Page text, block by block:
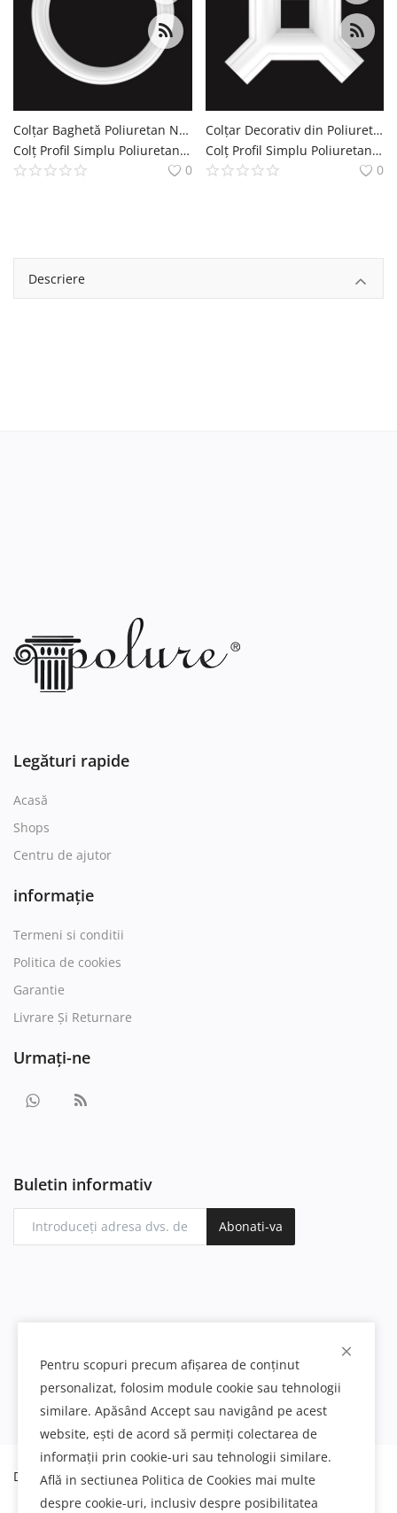
Colțar Baghetă Poliuretan Neted 20x20 cm Decorativ
Colț Profil Simplu Poliuretan Coltar de Brau Simplu Decoratiuni Casa polure
0
Colțar Decorativ din Poliuretan pentru Baghetă Plată 11x11 cm
Colț Profil Simplu Poliuretan Coltar de Brau Simplu Decoratiuni Casa polure
0
Descriere
Legături rapide
Acasă
Shops
Centru de ajutor
informație
Termeni si conditii
Politica de cookies
Garantie
Livrare Și Returnare
Urmați-ne
Buletin informativ
Abonati-va
Decoratiuni interioare si exterioare din poliuretan
Pentru scopuri precum afișarea de conținut
personalizat, folosim module cookie sau tehnologii
similare. Apăsând Accept sau navigând pe acest
website, ești de acord să permiți colectarea de
informații prin cookie-uri sau tehnologii similare.
Află in sectiunea Politica de Cookies mai multe
despre cookie-uri, inclusiv despre posibilitatea